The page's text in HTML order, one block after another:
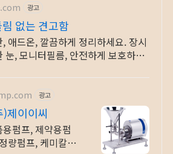
광고
없는 견고함
애드온, 깔끔하게 정리하세요. 장시
눈, 모니터필름, 안전하게 보호하세
광고
제이이씨
펌프, 제약용펌
량펌프, 케미칼펌